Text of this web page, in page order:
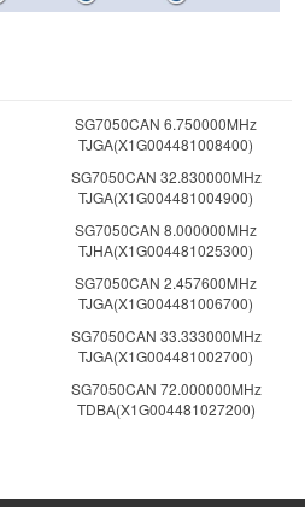
SG7050CAN 6.750000MHz
TJGA(X1G004481008400)
SG7050CAN 32.830000MHz
TJGA(X1G004481004900)
SG7050CAN 8.000000MHz
TJHA(X1G004481025300)
SG7050CAN 2.457600MHz
TJGA(X1G004481006700)
SG7050CAN 33.333000MHz
TJGA(X1G004481002700)
SG7050CAN 72.000000MHz
TDBA(X1G004481027200)